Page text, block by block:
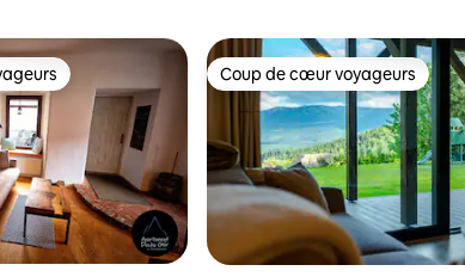
Coup de cœur voyageurs
Coup de cœur voyageurs